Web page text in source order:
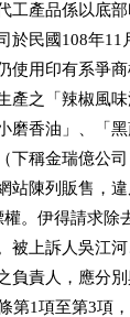
工產品係以底
於民國108年
使用印有系爭
產之「辣椒風
磨香油」、「
下稱金瑞億公
站陳列販售，
權。伊得請求
被上訴人吳江
負責人，應分
第1項至第3項